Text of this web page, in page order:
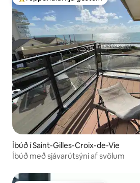
Í mestu uppáhaldi hjá gestum
Íbúð í Saint-Gilles-Croix-de-Vie
Íbúð með sjávarútsýni af svölum